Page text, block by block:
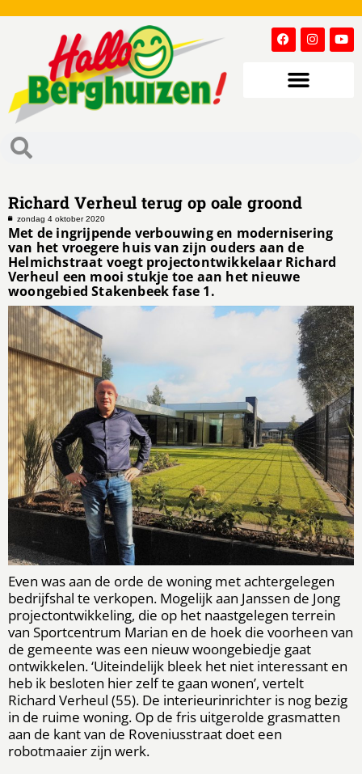
Richard Verheul terug op oale groond
zondag 4 oktober 2020
Met de ingrijpende verbouwing en modernisering
van het vroegere huis van zijn ouders aan de
Helmichstraat voegt projectontwikkelaar Richard
Verheul een mooi stukje toe aan het nieuwe
woongebied Stakenbeek fase 1.
Even was aan de orde de woning met achtergelegen
bedrijfshal te verkopen. Mogelijk aan Janssen de Jong
projectontwikkeling, die op het naastgelegen terrein
van Sportcentrum Marian en de hoek die voorheen van
de gemeente was een nieuw woongebiedje gaat
ontwikkelen. ‘Uiteindelijk bleek het niet interessant en
heb ik besloten hier zelf te gaan wonen’, vertelt
Richard Verheul (55). De interieurinrichter is nog bezig
in de ruime woning. Op de fris uitgerolde grasmatten
aan de kant van de Roveniusstraat doet een
robotmaaier zijn werk.